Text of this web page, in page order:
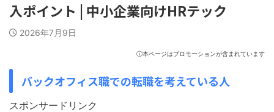
入ポイント | 中小企業向けHRテック
2026年7月9日
ⓘ本ページはプロモーションが含まれています
バックオフィス職での転職を考えている人
スポンサードリンク